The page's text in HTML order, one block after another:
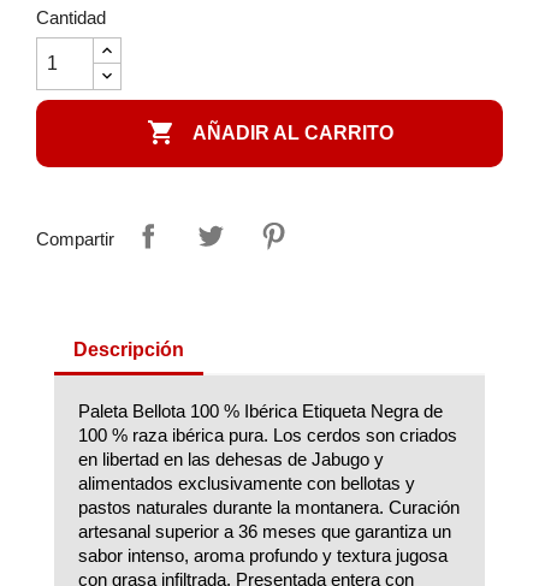
Cantidad
 AÑADIR AL CARRITO
Compartir
Descripción
Paleta Bellota 100 % Ibérica Etiqueta Negra de
100 % raza ibérica pura. Los cerdos son criados
en libertad en las dehesas de Jabugo y
alimentados exclusivamente con bellotas y
pastos naturales durante la montanera. Curación
artesanal superior a 36 meses que garantiza un
sabor intenso, aroma profundo y textura jugosa
con grasa infiltrada. Presentada entera con